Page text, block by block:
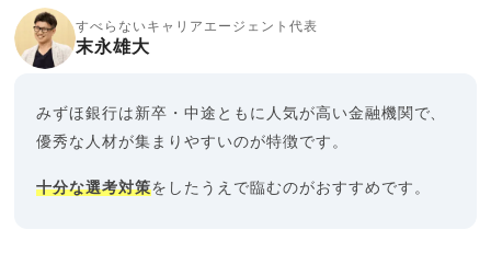
すべらないキャリアエージェント代表
末永雄大
みずほ銀行は新卒・中途ともに人気が高い金融機関で、
優秀な人材が集まりやすいのが特徴です。
十分な選考対策をしたうえで臨むのがおすすめです。